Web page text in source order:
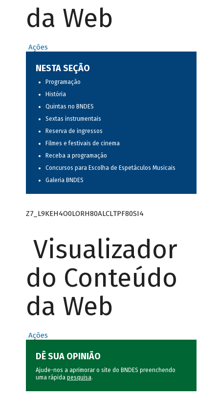
da Web
Ações
NESTA SEÇÃO
Programação
História
Quintas no BNDES
Sextas instrumentais
Reserva de ingressos
Filmes e festivais de cinema
Receba a programação
Concursos para Escolha de Espetáculos Musicais
Galeria BNDES
Z7_L9KEH4O0LORH80ALCLTPF80SI4
Visualizador
do Conteúdo
da Web
Ações
DÊ SUA OPINIÃO
Ajude-nos a aprimorar o site do BNDES preenchendo
uma rápida pesquisa.